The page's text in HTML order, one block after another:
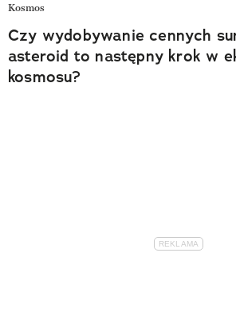
Kosmos
Czy wydobywanie cennych
asteroid to następny krok w
kosmosu?